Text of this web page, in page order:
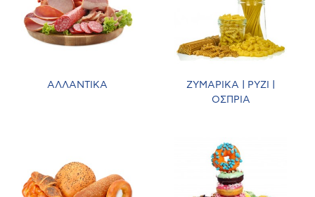
ΑΛΛΑΝΤΙΚΑ
ΖΥΜΑΡΙΚΑ | ΡΥΖΙ |
ΟΣΠΡΙΑ